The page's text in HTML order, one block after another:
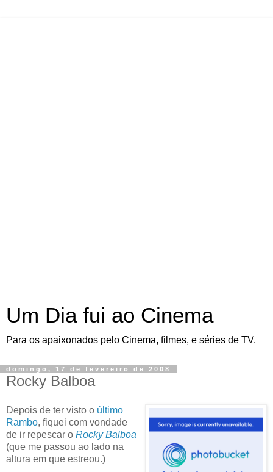
Um Dia fui ao Cinema
Para os apaixonados pelo Cinema, filmes, e séries de TV.
domingo, 17 de fevereiro de 2008
Rocky Balboa
Depois de ter visto o último
Rambo, fiquei com vondade
de ir repescar o Rocky Balboa
(que me passou ao lado na
altura em que estreou.)